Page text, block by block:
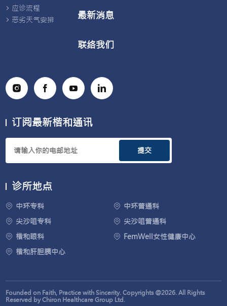
应诊流程
恶劣天气安排
最新消息
联络我们
订阅最新楷和通讯
提交
诊所地点
中环专科
中环普通科
尖沙咀专科
尖沙咀普通科
楷和眼科
FemWell女性健康中心
楷和肝胆胰中心
Founded on Faith, Practice with Sincerity. Copyrights @2026. All Rights
Reserved by Chiron Healthcare Group Ltd.